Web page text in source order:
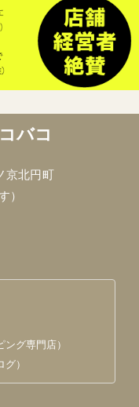
バコ
京北円町
）
グ専門店）
）